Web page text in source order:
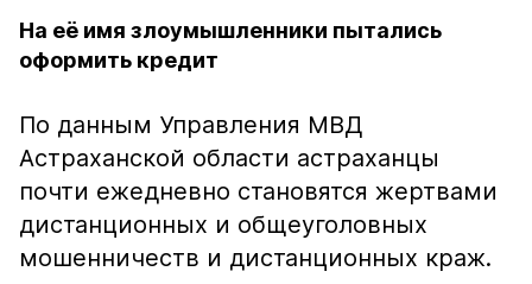
На её имя злоумышленники пытались
оформить кредит
По данным Управления МВД
Астраханской области астраханцы
почти ежедневно становятся жертвами
дистанционных и общеуголовных
мошенничеств и дистанционных краж.